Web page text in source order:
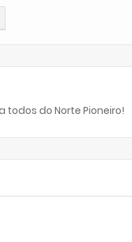
do Norte Pioneiro!